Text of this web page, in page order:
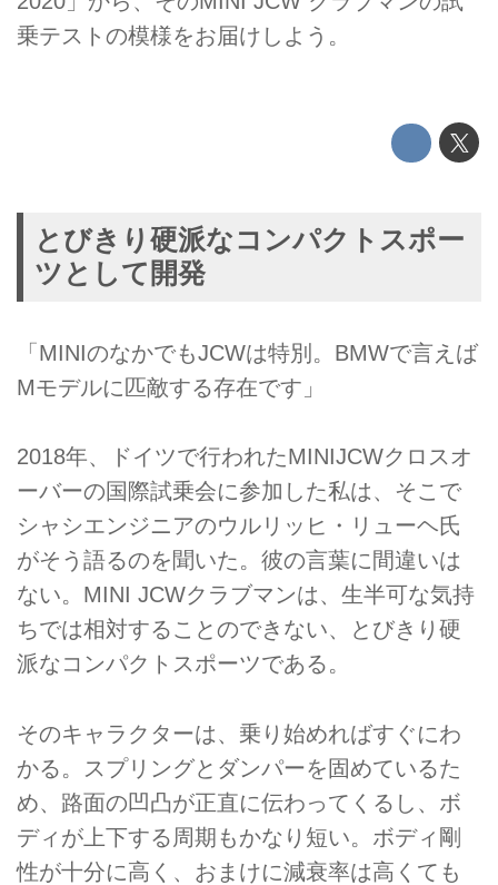
乗テストの模様をお届けしよう。
とびきり硬派なコンパクトスポー
ツとして開発
「MINIのなかでもJCWは特別。BMWで言えば
Mモデルに匹敵する存在です」
2018年、ドイツで行われたMINIJCWクロスオ
ーバーの国際試乗会に参加した私は、そこで
シャシエンジニアのウルリッヒ・リューヘ氏
がそう語るのを聞いた。彼の言葉に間違いは
ない。MINI JCWクラブマンは、生半可な気持
ちでは相対することのできない、とびきり硬
派なコンパクトスポーツである。
そのキャラクターは、乗り始めればすぐにわ
かる。スプリングとダンパーを固めているた
め、路面の凹凸が正直に伝わってくるし、ボ
ディが上下する周期もかなり短い。ボディ剛
性が十分に高く、おまけに減衰率は高くても